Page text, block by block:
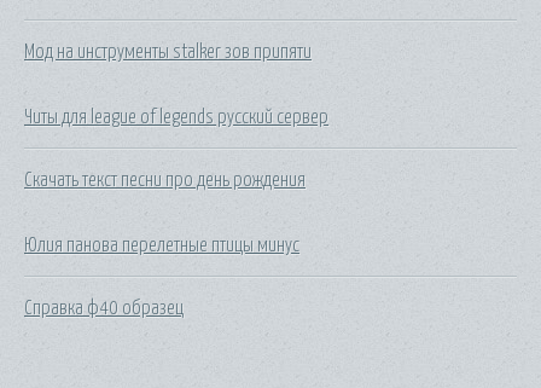
Мод на инструменты stalker зов припяти
Читы для league of legends русский сервер
Скачать текст песни про день рождения
Юлия панова перелетные птицы минус
Справка ф40 образец